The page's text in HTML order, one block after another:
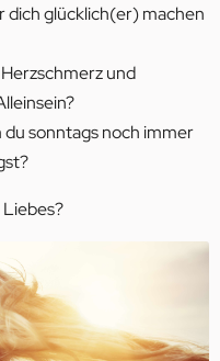
dich glücklich(er) machen
und
sonntags noch immer